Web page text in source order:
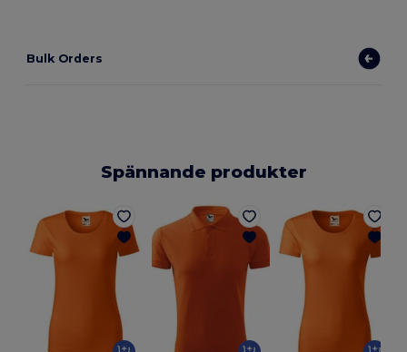
Bulk Orders
Spännande produkter